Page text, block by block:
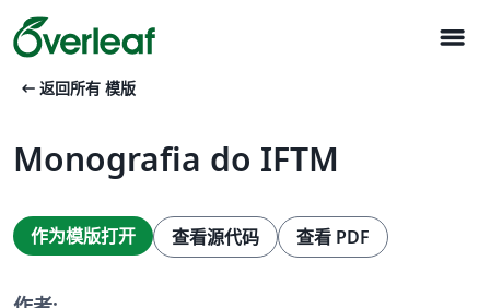
menu
arrow_left_alt 返回所有 模版
Monografia do IFTM
作为模版打开 查看源代码 查看 PDF